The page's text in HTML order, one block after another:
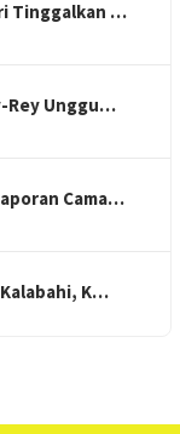
Tinggalkan …
Rey Unggu…
Cama…
Kalabahi, K…